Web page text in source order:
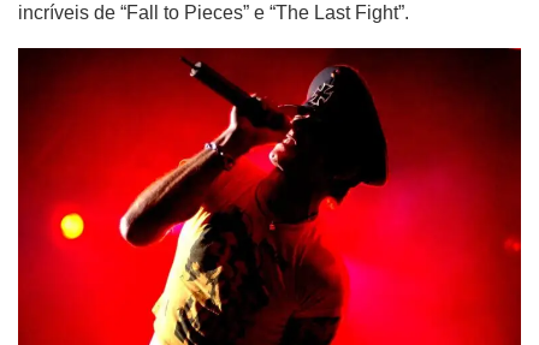
incríveis de “Fall to Pieces” e “The Last Fight”.